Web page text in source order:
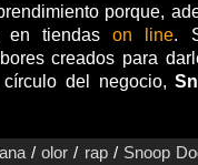
porque,
en tiendason line.
creados para
círculo del negocio,
/olor / rap/ Snoop